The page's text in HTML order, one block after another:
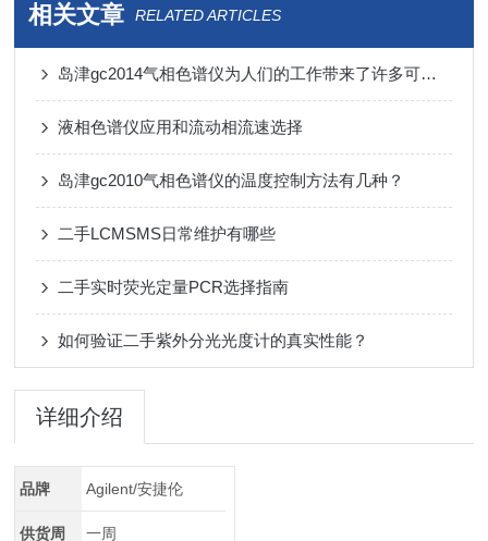
相关文章 RELATED ARTICLES
岛津gc2014气相色谱仪为人们的工作带来了许多可能性
液相色谱仪应用和流动相流速选择
岛津gc2010气相色谱仪的温度控制方法有几种？
二手LCMSMS日常维护有哪些
二手实时荧光定量PCR选择指南
如何验证二手紫外分光光度计的真实性能？
详细介绍
品牌 Agilent/安捷伦
供货周 一周